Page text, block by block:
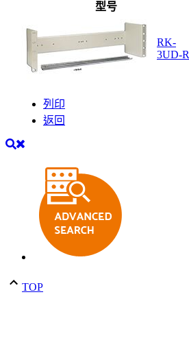
型号
RK-
3UD-R
列印
返回
TOP